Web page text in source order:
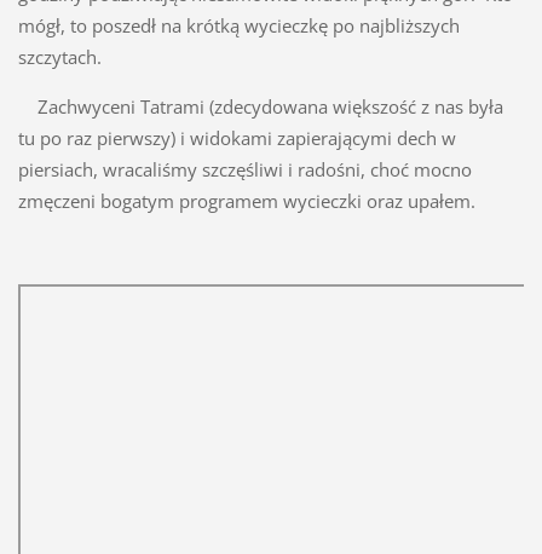
mógł, to poszedł na krótką wycieczkę po najbliższych
szczytach.
Zachwyceni Tatrami (zdecydowana większość z nas była
tu po raz pierwszy) i widokami zapierającymi dech w
piersiach, wracaliśmy szczęśliwi i radośni, choć mocno
zmęczeni bogatym programem wycieczki oraz upałem.